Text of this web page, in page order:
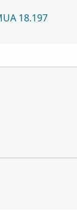
18.197